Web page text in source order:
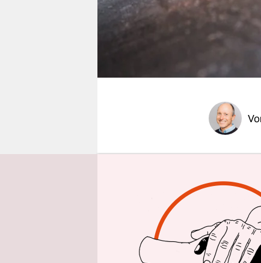
fragen & hilfe
unterstützen
genossenschaft
Kaum
dem
Dabei